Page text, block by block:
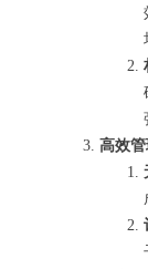
高效